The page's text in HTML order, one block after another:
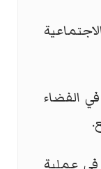
الفضاء
في عملية